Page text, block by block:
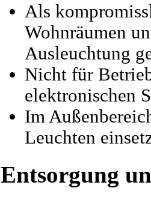
Als
Wohnräumen
Ausleuchtung
Nicht für
elektronischen
Im
Leuchten
Entsorgung